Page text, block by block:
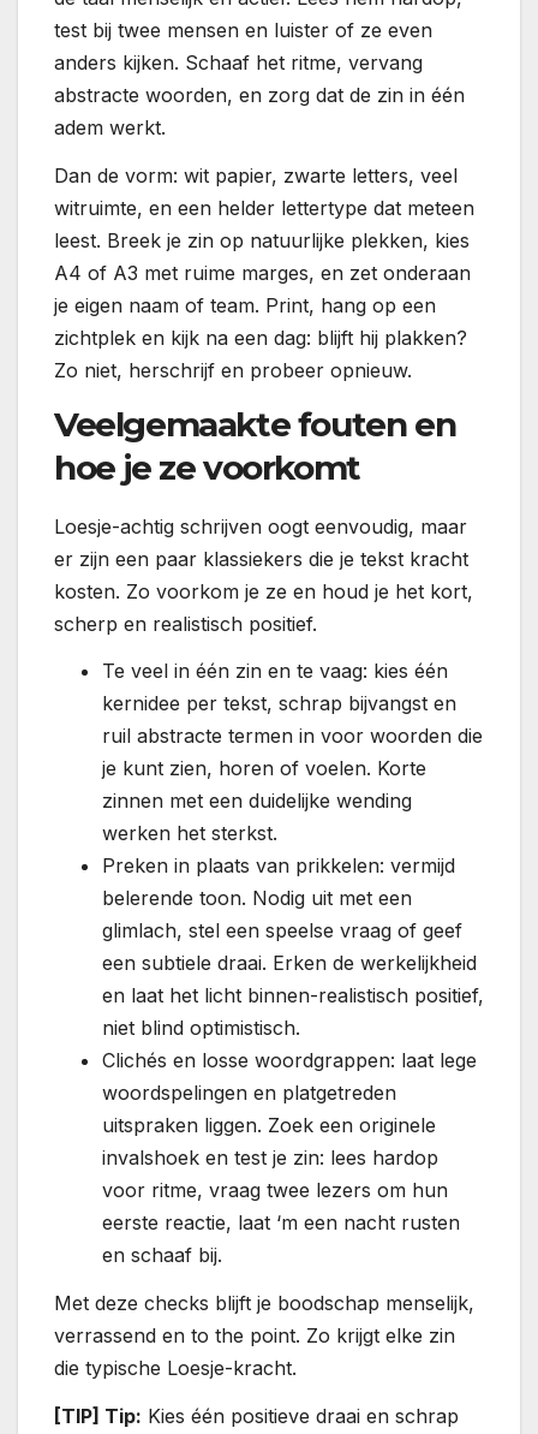
test bij twee mensen en luister of ze even
anders kijken. Schaaf het ritme, vervang
abstracte woorden, en zorg dat de zin in één
adem werkt.
Dan de vorm: wit papier, zwarte letters, veel
witruimte, en een helder lettertype dat meteen
leest. Breek je zin op natuurlijke plekken, kies
A4 of A3 met ruime marges, en zet onderaan
je eigen naam of team. Print, hang op een
zichtplek en kijk na een dag: blijft hij plakken?
Zo niet, herschrijf en probeer opnieuw.
Veelgemaakte fouten en
hoe je ze voorkomt
Loesje-achtig schrijven oogt eenvoudig, maar
er zijn een paar klassiekers die je tekst kracht
kosten. Zo voorkom je ze en houd je het kort,
scherp en realistisch positief.
Te veel in één zin en te vaag: kies één
kernidee per tekst, schrap bijvangst en
ruil abstracte termen in voor woorden die
je kunt zien, horen of voelen. Korte
zinnen met een duidelijke wending
werken het sterkst.
Preken in plaats van prikkelen: vermijd
belerende toon. Nodig uit met een
glimlach, stel een speelse vraag of geef
een subtiele draai. Erken de werkelijkheid
en laat het licht binnen-realistisch positief,
niet blind optimistisch.
Clichés en losse woordgrappen: laat lege
woordspelingen en platgetreden
uitspraken liggen. Zoek een originele
invalshoek en test je zin: lees hardop
voor ritme, vraag twee lezers om hun
eerste reactie, laat ‘m een nacht rusten
en schaaf bij.
Met deze checks blijft je boodschap menselijk,
verrassend en to the point. Zo krijgt elke zin
die typische Loesje-kracht.
[TIP] Tip: Kies één positieve draai en schrap